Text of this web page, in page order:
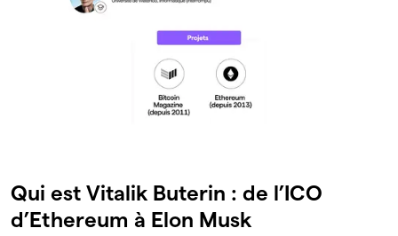
Qui est Vitalik Buterin : de l’ICO
d’Ethereum à Elon Musk